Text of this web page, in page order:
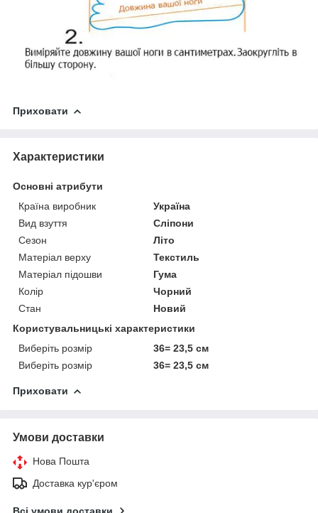
Приховати
Характеристики
Основні атрибути
Країна виробник
Україна
Вид взуття
Сліпони
Сезон
Літо
Матеріал верху
Текстиль
Матеріал підошви
Гума
Колір
Чорний
Стан
Новий
Користувальницькі характеристики
Виберіть розмір
36= 23,5 см
Виберіть розмір
36= 23,5 см
Приховати
Умови доставки
Нова Пошта
Доставка кур'єром
Всі умови доставки